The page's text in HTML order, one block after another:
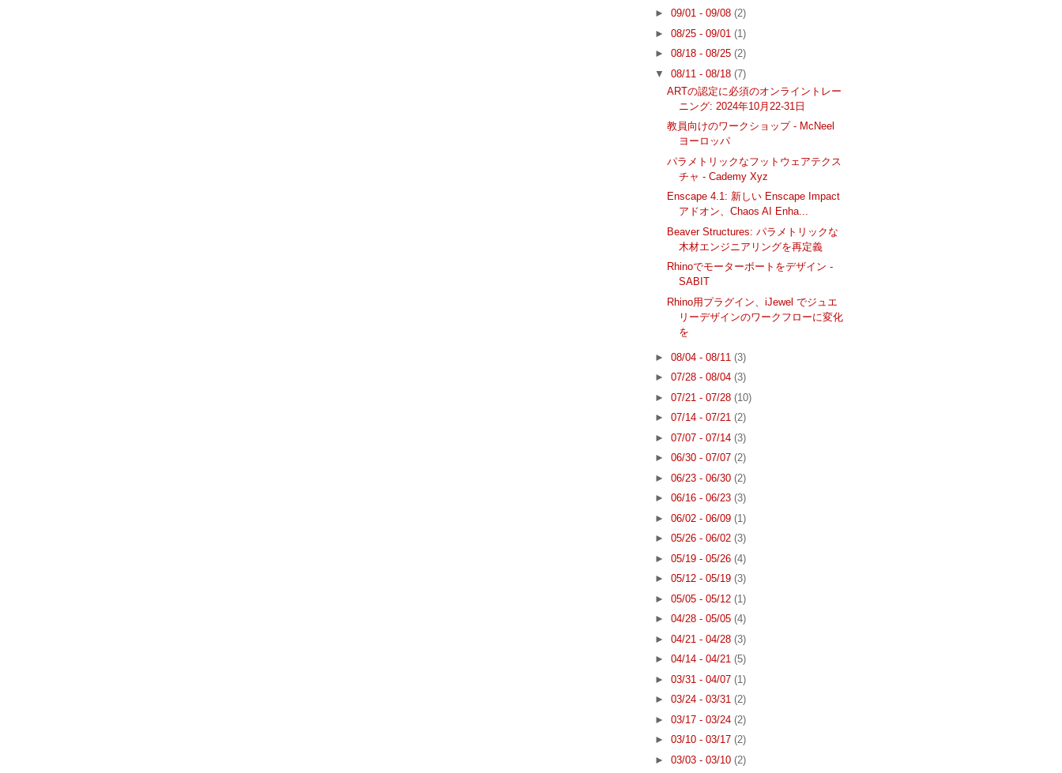
► 09/01 - 09/08 (2)
► 08/25 - 09/01 (1)
► 08/18 - 08/25 (2)
▼ 08/11 - 08/18 (7)
ARTの認定に必須のオンライントレー
ニング: 2024年10月22-31日
教員向けのワークショップ - McNeel
ヨーロッパ
パラメトリックなフットウェアテクス
チャ - Cademy Xyz
Enscape 4.1: 新しい Enscape Impact
アドオン、Chaos AI Enha...
Beaver Structures: パラメトリックな
木材エンジニアリングを再定義
Rhinoでモーターボートをデザイン -
SABIT
Rhino用プラグイン、iJewel でジュエ
リーデザインのワークフローに変化
を
► 08/04 - 08/11 (3)
► 07/28 - 08/04 (3)
► 07/21 - 07/28 (10)
► 07/14 - 07/21 (2)
► 07/07 - 07/14 (3)
► 06/30 - 07/07 (2)
► 06/23 - 06/30 (2)
► 06/16 - 06/23 (3)
► 06/02 - 06/09 (1)
► 05/26 - 06/02 (3)
► 05/19 - 05/26 (4)
► 05/12 - 05/19 (3)
► 05/05 - 05/12 (1)
► 04/28 - 05/05 (4)
► 04/21 - 04/28 (3)
► 04/14 - 04/21 (5)
► 03/31 - 04/07 (1)
► 03/24 - 03/31 (2)
► 03/17 - 03/24 (2)
► 03/10 - 03/17 (2)
► 03/03 - 03/10 (2)